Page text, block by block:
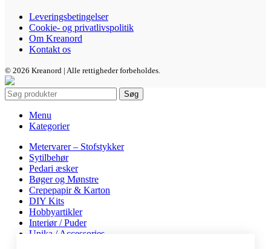
Leveringsbetingelser
Cookie- og privatlivspolitik
Om Kreanord
Kontakt os
© 2026 Kreanord | Alle rettigheder forbeholdes.
Søg
Menu
Kategorier
Metervarer – Stofstykker
Sytilbehør
Pedari æsker
Bøger og Mønstre
Crepepapir & Karton
DIY Kits
Hobbyartikler
Interiør / Puder
Unika / Accessories